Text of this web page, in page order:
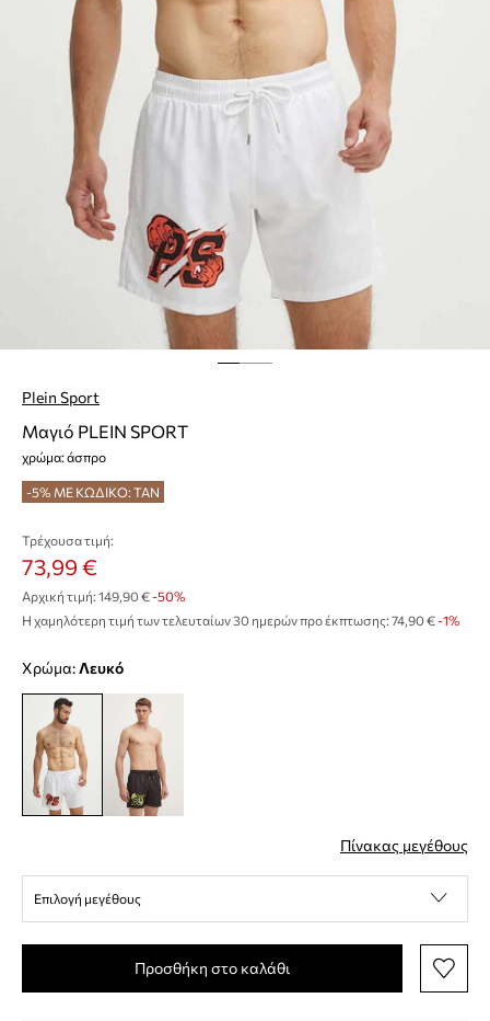
Plein Sport
Μαγιό PLEIN SPORT
χρώμα: άσπρο
-5% ΜΕ ΚΩΔΙΚΟ: TAN
Τρέχουσα τιμή:
73,99 €
Αρχική τιμή: 149,90 €-50%
Η χαμηλότερη τιμή των τελευταίων 30 ημερών προ έκπτωσης: 74,90 € -1%
Χρώμα: λευκό
Πίνακας μεγέθους
Επιλογή μεγέθους
Προσθήκη στο καλάθι